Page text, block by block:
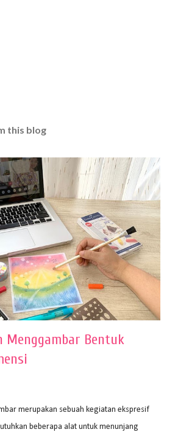
this blog
Menggambar Bentuk
merupakan sebuah kegiatan ekspresif
beberapa alat untuk menunjang